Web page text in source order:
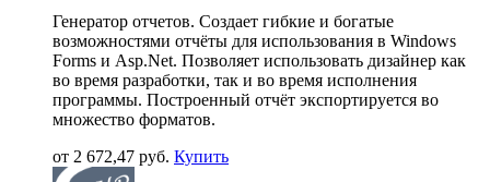
Генератор отчетов. Создает гибкие и богатые
возможностями отчёты для использования в Windows
Forms и Asp.Net. Позволяет использовать дизайнер как
во время разработки, так и во время исполнения
программы. Построенный отчёт экспортируется во
множество форматов.
от 2 672,47 руб. Купить